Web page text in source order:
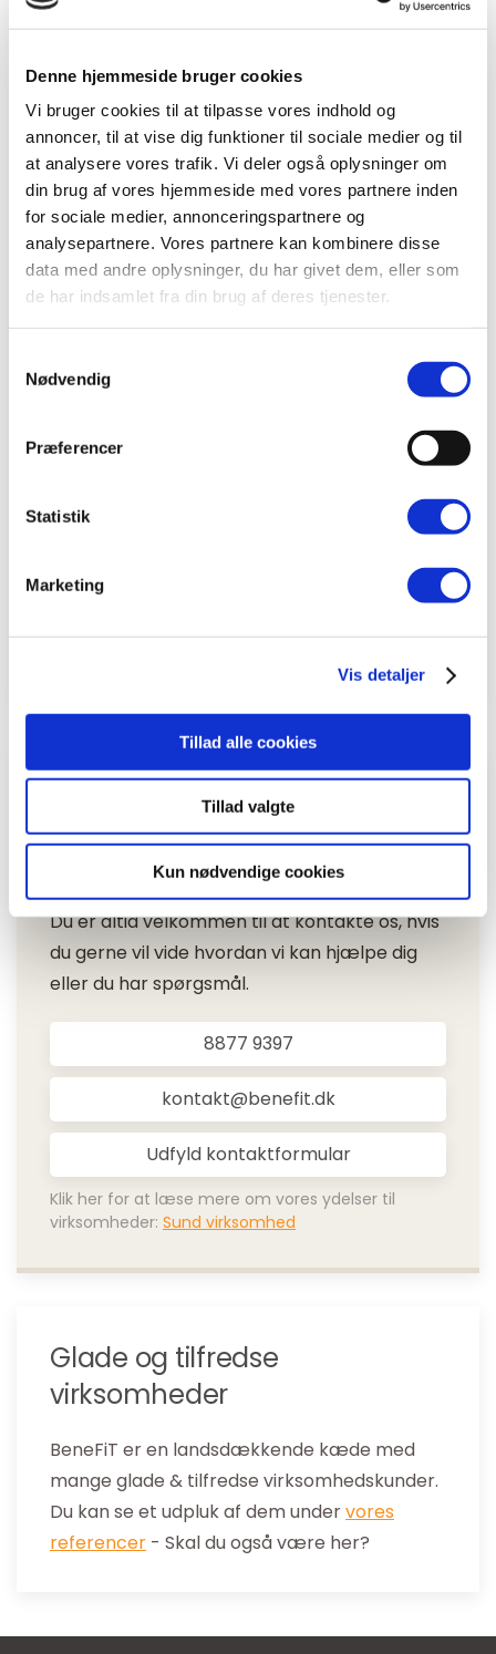
Denne hjemmeside bruger cookies
Vi bruger cookies til at tilpasse vores indhold og
annoncer, til at vise dig funktioner til sociale medier og til
at analysere vores trafik. Vi deler også oplysninger om
din brug af vores hjemmeside med vores partnere inden
for sociale medier, annonceringspartnere og
analysepartnere. Vores partnere kan kombinere disse
data med andre oplysninger, du har givet dem, eller som
de har indsamlet fra din brug af deres tjenester.
Nødvendig
Præferencer
Statistik
Marketing
Vis detaljer
Tillad alle cookies
Tillad valgte
Kun nødvendige cookies
I øvelserne benyttes der undervejs en elestik.
7 minute workout kontor -
niveau 3
Træningsprogrammet er bygget op som
Du er altid velkommen til at kontakte os, hvis
du gerne vil vide hvordan vi kan hjælpe dig
eller du har spørgsmål.
8877 9397
kontakt@benefit.dk
Udfyld kontaktformular
Klik her for at læse mere om vores ydelser til
virksomheder: Sund virksomhed
Glade og tilfredse
virksomheder
BeneFiT er en landsdækkende kæde med
mange glade & tilfredse virksomhedskunder.
Du kan se et udpluk af dem undervores
referencer - Skal du også være her?